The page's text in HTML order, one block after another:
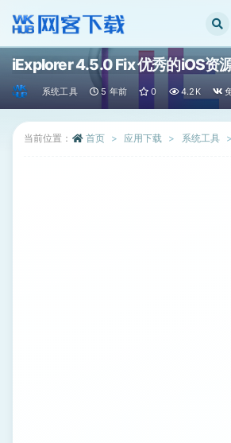
iExplorer 4.5.0 Fix 优秀的iOS资
系统工具 5 年前 0 4.2K
当前位置： 首页 应用下载 系统工具
全部